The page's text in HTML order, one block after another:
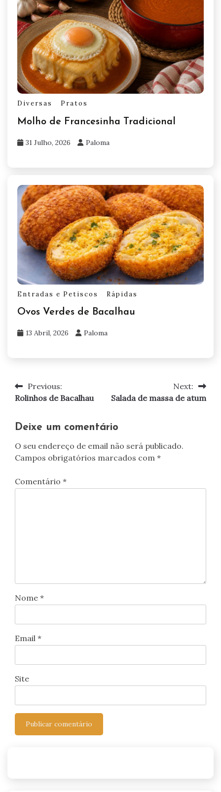
Diversas Pratos
Molho de Francesinha Tradicional
31 Julho, 2026 Paloma
Entradas e Petiscos Rápidas
Ovos Verdes de Bacalhau
13 Abril, 2026 Paloma
Navegação
artigos
Previous:
Rolinhos de Bacalhau
Next:
Salada de massa de atum
Deixe um comentário
O seu endereço de email não será publicado.
Campos obrigatórios marcados com *
Comentário *
Nome *
Email *
Site